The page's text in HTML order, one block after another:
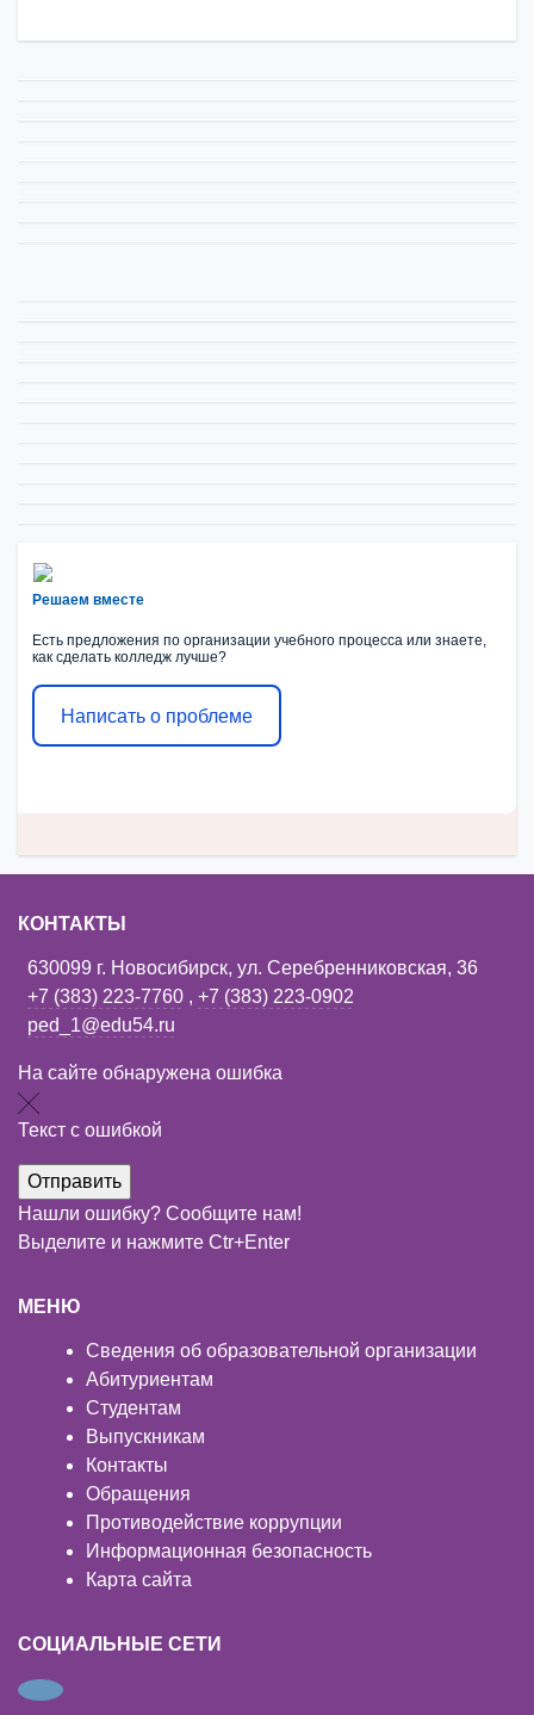
Решаем вместе
Есть предложения по организации учебного процесса или знаете,
как сделать колледж лучше?
Написать о проблеме
КОНТАКТЫ
630099 г. Новосибирск, ул. Серебренниковская, 36
+7 (383) 223-7760 , +7 (383) 223-0902
ped_1@edu54.ru
На сайте обнаружена ошибка
Текст с ошибкой
Нашли ошибку? Сообщите нам!
Выделите и нажмите Ctr+Enter
МЕНЮ
Сведения об образовательной организации
Абитуриентам
Студентам
Выпускникам
Контакты
Обращения
Противодействие коррупции
Информационная безопасность
Карта сайта
СОЦИАЛЬНЫЕ СЕТИ